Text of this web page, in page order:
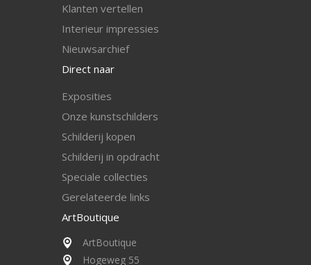
Klanten vertellen
Interieur impressies
Nieuwsarchief
Direct naar
Exposities
Onze kunstschilders
Schilderij kopen
Schilderij in opdracht
Speciale collecties
Gerelateerde links
ArtBoutique
ArtBoutique
Hogeweg 55